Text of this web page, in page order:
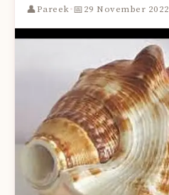
👤Pareek·📅29 November 2022